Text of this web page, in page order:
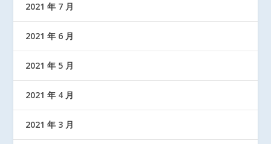
2021 年 7 月
2021 年 6 月
2021 年 5 月
2021 年 4 月
2021 年 3 月